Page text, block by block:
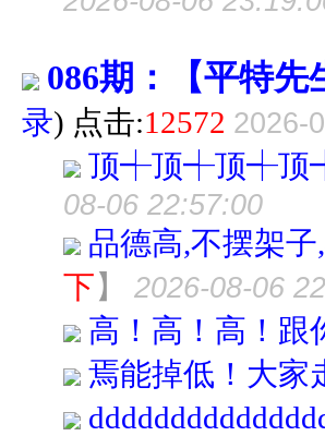
086期：【平特
录) 点击:12572 2026-
顶┽顶┽顶┽
08-06 22:57:00
品德高,不摆架
下】 2026-08-06
高！高！高！跟
焉能掉低！大家